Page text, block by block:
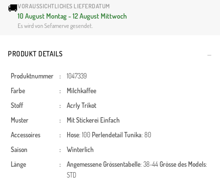
🚚VORAUSSICHTLICHES LIEFERDATUM
10 August Montag - 12 August Mittwoch
Es wird von Sefamerve gesendet.
PRODUKT DETAILS
Produktnummer :
1047339
Farbe
:
Milchkaffee
Stoff
: AcrlyTrikot
Muster
: Mit Stickerei Einfach
Accessoires
: Hose: 100 Perlendetail Tunika: 80
Saison
:
Winterlich
Länge
: Angemessene Grössentabelle: 38-44Grösse des Models:
STD